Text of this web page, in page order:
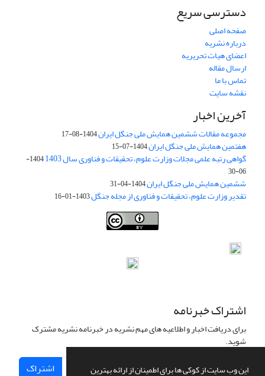
این وب سایت از کوکی ها برای اطمینان از ارائه بهترین
دسترسی سریع
صفحه اصلی
درباره نشریه
اعضای هیات تحریریه
ارسال مقاله
تماس با ما
نقشه سایت
آخرین اخبار
مجموعه مقالات ششمین همایش ملی جنگل ایران1404-08-17
هفتمین همایش ملی جنگل ایران1404-07-15
گواهی رتبه علمی مجلات وزارت علوم، تحقیقات و فناوری سال 1403
1404-
06-30
ششمین همایش ملی جنگل ایران1404-04-31
تقدیر وزارت علوم، تحقیقات و فناوری از مجله جنگل1403-01-16
اشتراک خبرنامه
برای دریافت اخبار و اطلاعیه های مهم نشریه در خبرنامه نشریه مشترک
شوید.
اشتراک